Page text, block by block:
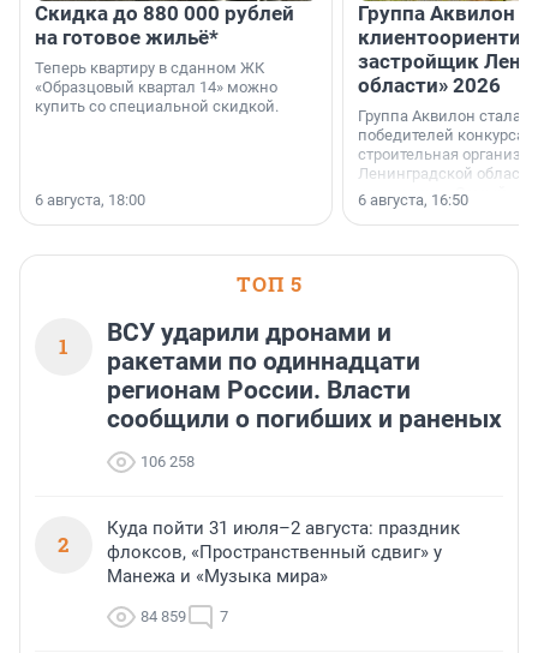
Скидка до 880 000 рублей
на готовое жильё*
Теперь квартиру в сданном ЖК
«Образцовый квартал 14» можно
купить со специальной скидкой.
6 августа, 18:00
Группа Аквилон
застройщик
области» 2026
Группа Аквилон стала
победителей конкурса
строительная
Ленинградской области
номинации «Самый
застройщик
области».
6 августа, 16:50
ТОП 5
1
ВСУ ударили дронами и
ракетами по одиннадцати
регионам России. Власти
сообщили о погибших и раненых
106 258
2
Куда пойти 31 июля–2 августа: праздник
флоксов, «Пространственный сдвиг» у
Манежа и «Музыка мира»
84 859 7